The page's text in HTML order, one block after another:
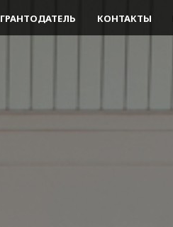
ГРАНТОДАТЕЛЬ КОНТАКТЫ